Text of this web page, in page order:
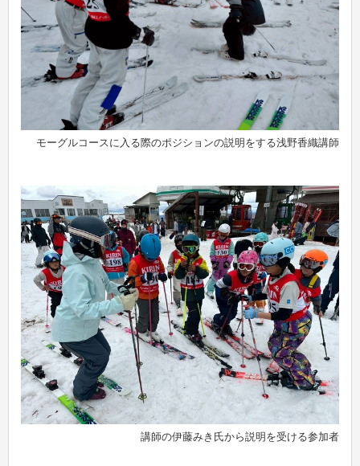
モーグルコースに入る際のポジションの説明をする浅野香織講師
講師の伊藤みき氏から説明を受ける参加者